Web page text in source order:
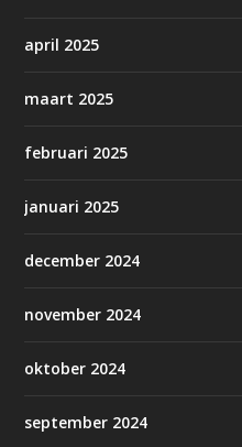
april 2025
maart 2025
februari 2025
januari 2025
december 2024
november 2024
oktober 2024
september 2024